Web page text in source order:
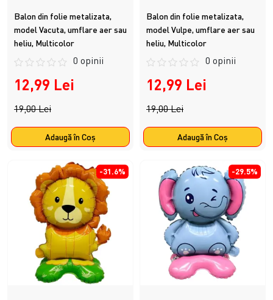
Balon din folie metalizata,
model Vacuta, umflare aer sau
heliu, Multicolor
0 opinii
12,99 Lei
19,00 Lei
Adaugă în Coş
Balon din folie metalizata,
model Vulpe, umflare aer sau
heliu, Multicolor
0 opinii
12,99 Lei
19,00 Lei
Adaugă în Coş
-31.6% -29.5%